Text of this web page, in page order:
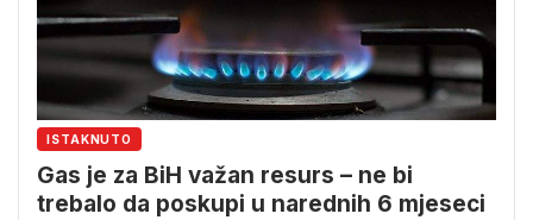
ISTAKNUTO
Gas je za BiH važan resurs – ne bi
trebalo da poskupi u narednih 6 mjeseci